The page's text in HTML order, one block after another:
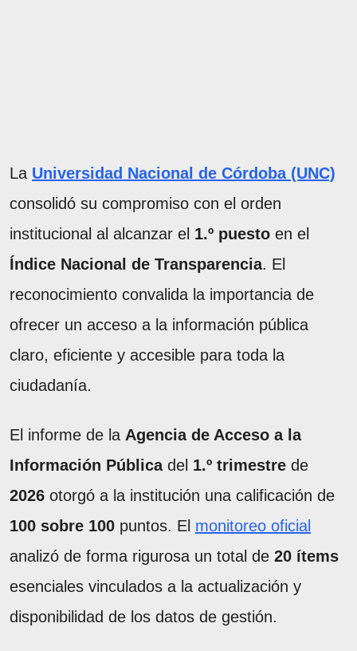
La Universidad Nacional de Córdoba (UNC)
consolidó su compromiso con el orden
institucional al alcanzar el 1.º puesto en el
Índice Nacional de Transparencia. El
reconocimiento convalida la importancia de
ofrecer un acceso a la información pública
claro, eficiente y accesible para toda la
ciudadanía.
El informe de la Agencia de Acceso a la
Información Públicadel 1.º trimestre de
2026 otorgó a la institución una calificación de
100 sobre 100 puntos. El monitoreo oficial
analizó de forma rigurosa un total de 20 ítems
esenciales vinculados a la actualización y
disponibilidad de los datos de gestión.